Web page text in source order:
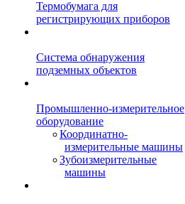
Термобумага для
регистрирующих приборов
Система обнаружения
подземных объектов
Промышленно-измерительное
оборудование
Координатно-
измерительные машины
Зубоизмерительные
машины